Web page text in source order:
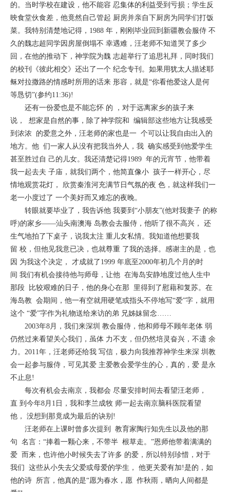
的。当时学校在建设，他不能容 忍集体的利益受到亏损；学生反
映食堂伙食差，他竟然自己管起 厨房并亲自下厨房为同学们打饭
菜。我特别清楚地记得，1988 年，刚刚毕业回到新疆教会服侍 不
久的魏志超同学因房屋倒塌不 幸遇难，汪老师不知道哭了多少
回，在他的推动下，神学院为魏 志超举行了追思礼拜，同时我们
的校刊《彼此相交》还出了一个 纪念专刊。如果用犹太人描述耶
稣对拉撒路的情感时所用的话来 形容，就是“你看他爱这人是何
等恳切”(参约11:36)!
还有一份爱也是不能忘怀 的 ，对于远离家乡的孩子来
说， 想家是自然的事，除了神学院和 编辑部这些地方让我感受
到浓浓 的爱意之外，汪老师的家也是一 个可以让我自由出入的
地方。他 们一家人从没有把我当外人，我 确实感受到他爱学生
甚至胜过自 己的儿女。我还清楚记得1989 年的元宵节，他带着
我一起去夫 子庙，就我们两个，他简直像小 孩子一样开心，尽
情地观赏花灯， 欣赏秦淮河充满节日气氛的夜 色，就这样我们一
老一小度过了 一个美好而又难忘的夜晚。
转眼就要毕业了，我告诉他 我要到“小朋友”(他对我妻子 的称
呼)的家乡——汕头南澳海 岛教会去服侍，他听了很不高兴， 还
生气地拍了下桌子，说我太注 重儿女私情。我知道他想要我
留 校，但他见我意已决，也就尊重 了我的选择。感谢主的是，也
因 为我这个决定， 才成就了1999 年底至2000年初几个月的时
间 我们有机会接待他与师母，让他 在海岛安静地度过他人生中
那段 比较艰难的日子，他的身心在那 里得到了慰藉和复苏。在
海岛教 会期间，他一有空就用硬笔或指头不停地写“爱”字，就用
这个 “爱”字作为礼物送给来访的弟 兄姊妹留念……
2003年8月，我们来深圳 教会服侍，他和师母不顾年老体 弱
仍然过来看望关心我们，虽体 力不支，但仍然培灵奋兴，不遗 余
力。2011年，汪老师还给我 写信，极力向我推荐神学生来深 圳教
会一起参与服侍，可见其爱 主爱教会爱学生的心，真的，爱 是永
不止息!
每次有机会去南京，我都会 尽量安排时间去看望汪老师，
直 到今年8月1日，我和李兰成牧 师一起去南京脑科医院看望
他， 没想到那竟成为最后的诀别!
汪老师在上课时曾多次提到 教育家陶行知先生以及他的那
句 名言：“捧着一颗心来，不带半 根草走。”恩师他带着满满的
爱 而来，也许他小时候失去了许多 的爱，所以特别珍惜，对于
我们 这些从小失去父爱或母爱的学生， 他更关爱有加!是的，如
他的诗 所言，他真的是“愿为春水，愿 作秋雨，晒向人间都是